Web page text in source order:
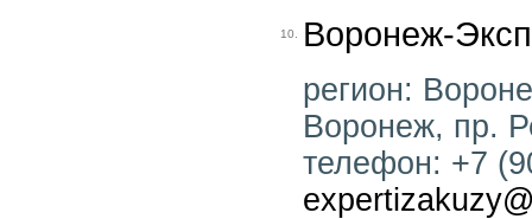
10. Воронеж-
регион:
Воронеж, пр.
телефон: +7